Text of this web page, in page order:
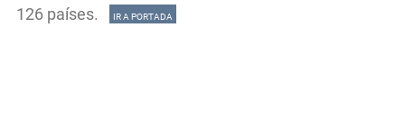
126 países.
IR A PORTADA